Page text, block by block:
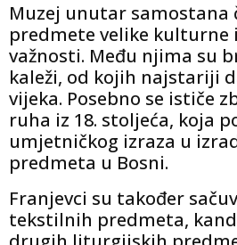
Muzej unutar samostana
predmete velike kulturne
važnosti. Među njima su
kaleži, od kojih najstariji
vijeka. Posebno se ističe
ruha iz 18. stoljeća, koja
umjetničkog izraza u
predmeta u Bosni.
Franjevci su također
tekstilnih predmeta,